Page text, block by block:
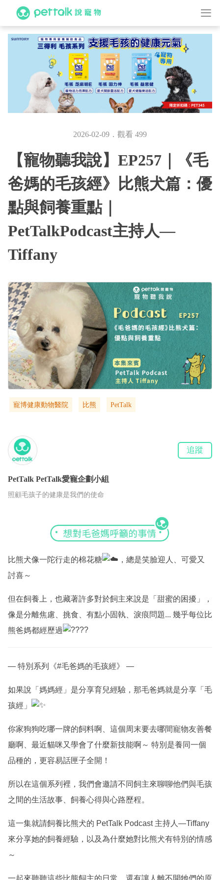
2026-02-09．觀看 499
【寵物聽我說】EP257｜《毛
爸媽的毛孩經》比熊犬篇：優
點與飼養重點｜
PetTalkPodcast主持人—
Tiffany
寵博健康動物醫院 比熊 PetTalk
PetTalk PetTalk愛寵企劃小組
照顧毛孩子的健康是我們的使命
追蹤
比熊犬像一陀行走的棉花糖
，總是笑臉迎人、可愛又
討喜～
但在飼養上，也藏著許多對於飼主來說是「甜蜜的困擾」，
像是分離焦慮、挑食、有點小固執、淚痕問題... 幾乎每位比
熊爸媽都經歷過
— 特別系列《#毛爸媽的毛孩經》 —
如果說「媽媽經」是分享育兒經驗，那毛爸媽就是分享「毛
孩經」
你家狗狗吃哪一牌的飼料啊、這個周末要去哪間寵物友善餐
廳啊、最近貓咪又學會了什麼新技能啊～ 特別是養同一個
品種的，更容易話匣子全開！
所以在這個系列裡，我們會邀請不同飼主來聊聊他們與毛孩
之間的生活故事、飼養心得與心路歷程。
這一集就請飼養比熊犬的 PetTalk Podcast 主持人—Tiffany
來分享她的飼養經驗，以及為什麼她對比熊犬有特別的情感
～
一起來聽聽這些比熊飼主的日常，還有讓人離不開牠們的原